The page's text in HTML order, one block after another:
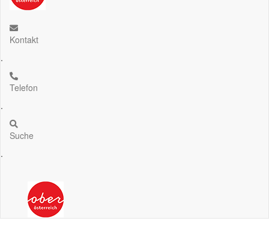
Kontakt
.
Telefon
.
Suche
.